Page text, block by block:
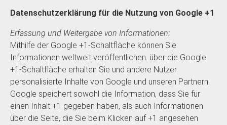
Datenschutzerklärung für die Nutzung von Google +1
Erfassung und Weitergabe von Informationen:
Mithilfe der Google +1-Schaltfläche können Sie
Informationen weltweit veröffentlichen. über die Google
+1-Schaltfläche erhalten Sie und andere Nutzer
personalisierte Inhalte von Google und unseren Partnern.
Google speichert sowohl die Information, dass Sie für
einen Inhalt +1 gegeben haben, als auch Informationen
über die Seite, die Sie beim Klicken auf +1 angesehen